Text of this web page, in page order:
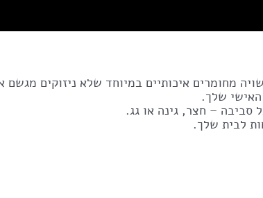
מחומרים איכותיים במיוחד שלא ניזוקים
שלך.
סביבה – חצר, גינה או גג.
לבית שלך.